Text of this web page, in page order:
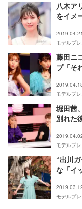
八木ア
をイメ
モデルプ
藤田ニ
プ「そ
モデルプ
堀田茜
別れた
モデルプ
“出川
な「イ
モデルプ